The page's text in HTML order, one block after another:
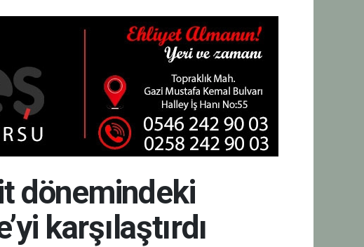
dönemindeki
karşılaştırdı